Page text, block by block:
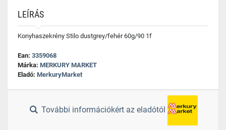
LEÍRÁS
Konyhaszekrény Stilo dustgrey/fehér 60g/90 1f
Ean: 3359068
Márka: MERKURY MARKET
Eladó: MerkuryMarket
További információkért az eladótól